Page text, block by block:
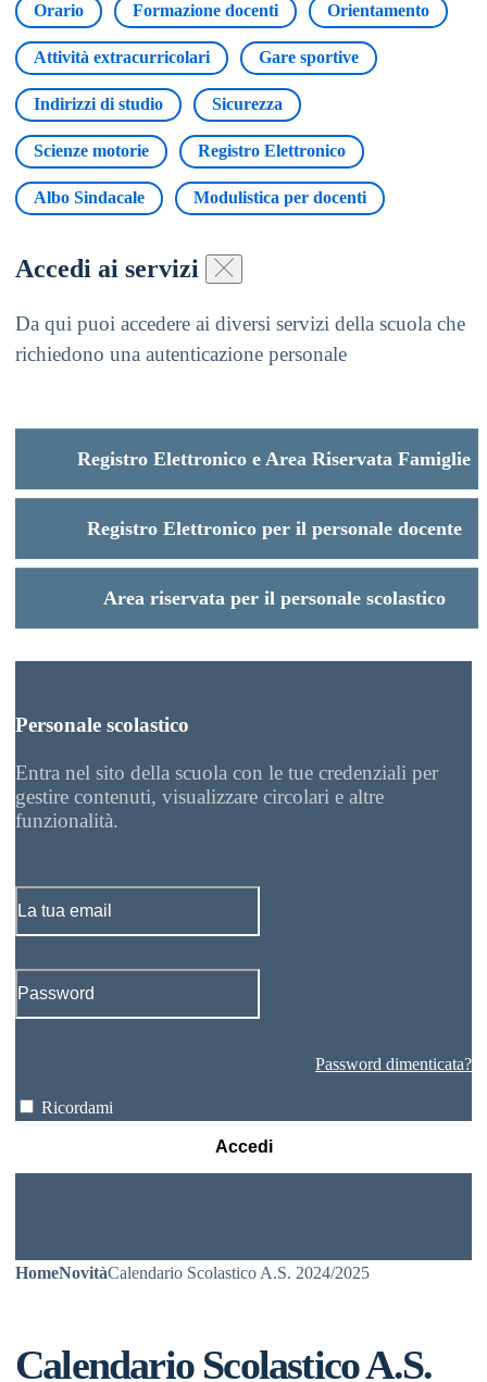
Orario Formazione docenti Orientamento
Attività extracurricolari Gare sportive
Indirizzi di studio Sicurezza
Scienze motorie Registro Elettronico
Albo Sindacale Modulistica per docenti
Accedi ai servizi
Da qui puoi accedere ai diversi servizi della scuola che
richiedono una autenticazione personale
Registro Elettronico e Area Riservata Famiglie
Registro Elettronico per il personale docente
Area riservata per il personale scolastico
Personale scolastico
Entra nel sito della scuola con le tue credenziali per
gestire contenuti, visualizzare circolari e altre
funzionalità.
Password dimenticata?
Ricordami
Accedi
HomeNovitàCalendario Scolastico A.S. 2024/2025
Calendario Scolastico A.S.